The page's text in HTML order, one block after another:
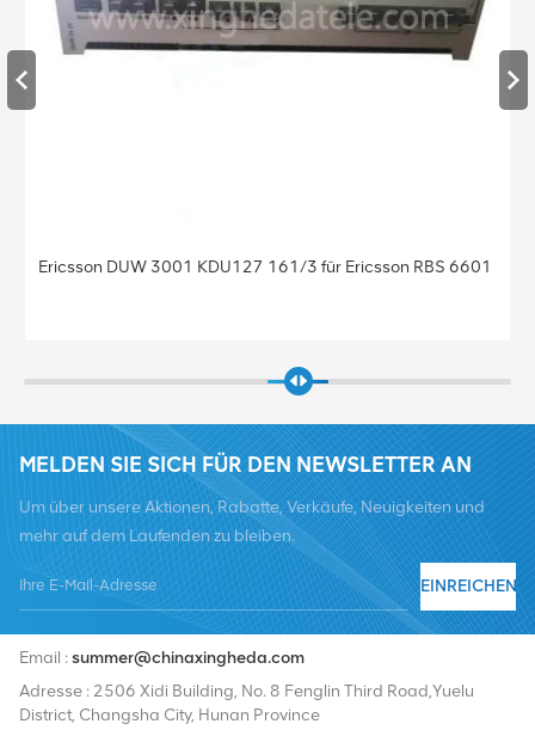
KDU127 161/3 für Ericsson RBS 6601
Basisstation BBU
MELDEN SIE SICH FÜR DEN NEWSLETTER AN
Um über unsere Aktionen, Rabatte, Verkäufe, Neuigkeiten und
mehr auf dem Laufenden zu bleiben.
EINREICHEN
Email :summer@chinaxingheda.com
Adresse : 2506 Xidi Building, No. 8 Fenglin Third Road,Yuelu
District, Changsha City, Hunan Province